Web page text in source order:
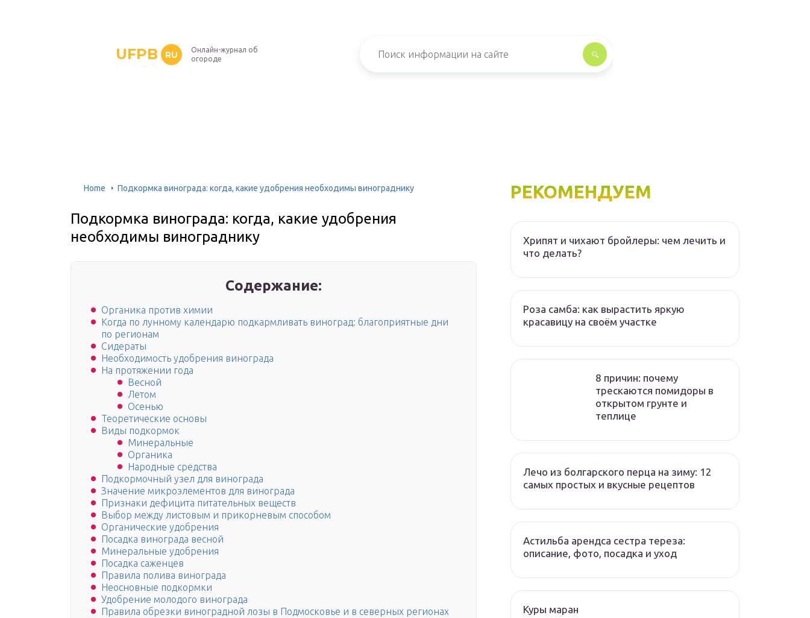
UFPB RU
Онлайн-журнал об
огороде
Home Подкормка винограда: когда, какие удобрения необходимы винограднику
Подкормка винограда: когда, какие удобрения
необходимы винограднику
Содержание:
Органика против химии
Когда по лунному календарю подкармливать виноград: благоприятные дни
по регионам
Сидераты
Необходимость удобрения винограда
На протяжении года
Весной
Летом
Осенью
Теоретические основы
Виды подкормок
Минеральные
Органика
Народные средства
Подкормочный узел для винограда
Значение микроэлементов для винограда
Признаки дефицита питательных веществ
Выбор между листовым и прикорневым способом
Органические удобрения
Посадка винограда весной
Минеральные удобрения
Посадка саженцев
Правила полива винограда
Неосновные подкормки
Удобрение молодого винограда
Правила обрезки виноградной лозы в Подмосковье и в северных регионах
РЕКОМЕНДУЕМ
Хрипят и чихают бройлеры: чем лечить и
что делать?
Роза самба: как вырастить яркую
красавицу на своём участке
8 причин: почему
трескаются помидоры в
открытом грунте и
теплице
Лечо из болгарского перца на зиму: 12
самых простых и вкусные рецептов
Астильба арендса сестра тереза:
описание, фото, посадка и уход
Куры маран